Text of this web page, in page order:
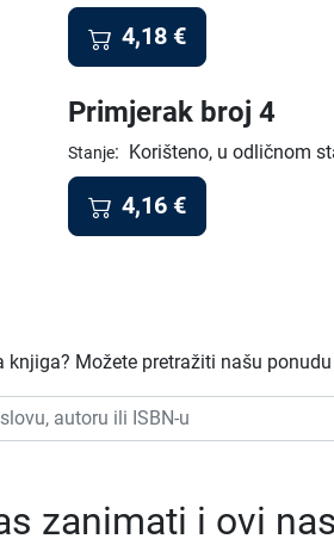
4,18 €
Primjerak broj 4
Stanje: Korišteno, u odličnom
4,16 €
knjiga? Možete pretražiti našu
zanimati i ovi